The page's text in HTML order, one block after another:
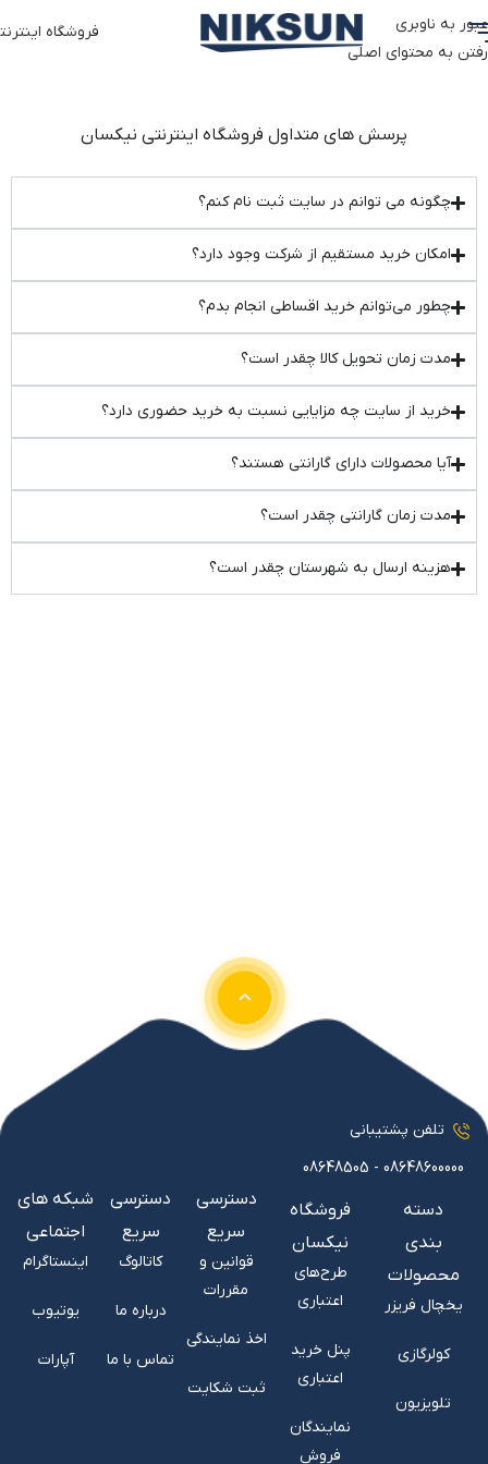
عبور به ناوبری
رفتن به محتوای اصلی
فروشگاه
پرسش های متداول فروشگاه اینترنتی نیکسان
چگونه می توانم در سایت ثبت نام کنم؟
امکان خرید مستقیم از شرکت وجود دارد؟
چطور می‌توانم خرید اقساطی انجام بدم؟
مدت زمان تحویل کالا چقدر است؟
خرید از سایت چه مزایایی نسبت به خرید حضوری دارد؟
آیا محصولات دارای گارانتی هستند؟
مدت زمان گارانتی چقدر است؟
هزینه ارسال به شهرستان چقدر است؟
تلفن پشتیبانی
08648600000 - 08648505
دسته
بندی
محصولات
یخچال فریزر
کولرگازی
تلویزیون
فروشگاه
نیکسان
طرح‌های
اعتباری
پنل خرید
اعتباری
نمایندگان
فروش
دسترسی
سریع
قوانین و
مقررات
اخذ نمایندگی
ثبت شکایت
دسترسی
سریع
کاتالوگ
درباره ما
تماس با ما
شبکه های
اجتماعی
اینستاگرام
یوتیوب
آپارات